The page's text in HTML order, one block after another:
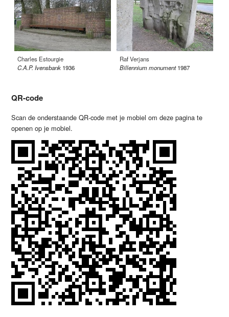
Charles Estourgie
C.A.P. Ivensbank 1936
Raf Verjans
Billennium monument 1987
QR-code
Scan de onderstaande QR-code met je mobiel om deze pagina te
openen op je mobiel.